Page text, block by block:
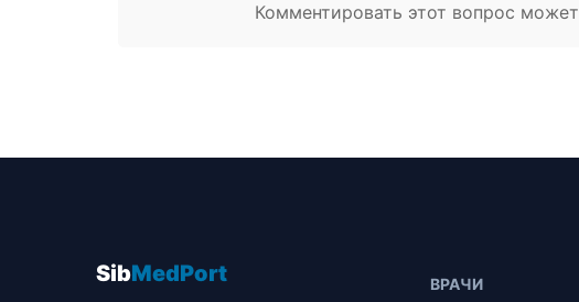
Комментировать этот вопрос
SibMedPort ВРАЧИ